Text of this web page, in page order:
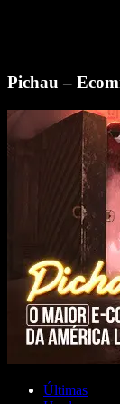
Pichau –
Últimas